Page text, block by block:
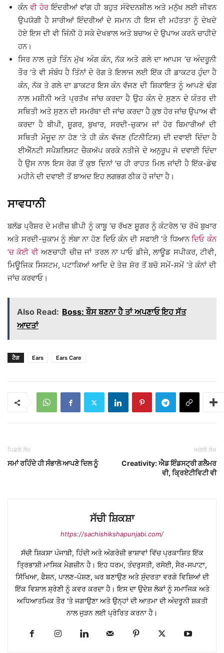
ਕੰਨਵੀ ਹੋਰਇੰਦਰੀਆਂ ਵਾਂਗ ਹੀ ਬਹੁਤ ਸੰਵੇਦਨਸ਼ੀਲ ਅਤੇ ਮਨੁੱਖ ਲਈ ਜੀਵਨ
ਉਪਯੋਗੀ ਹੈ ਸਾਰੀਆਂ ਇੰਦਰੀਆਂ ਦੇ ਸਮਾਨ ਹੀ ਇਸ ਦੀ ਮਹੱਤਤਾ ਨੂੰ ਦੇਖਦੇ
ਹੋਏ ਇਸ ਦੀ ਵੀ ਜਿੰਨੀ ਹੋ ਸਕੇ ਦੇਖਭਾਲ ਅਤੇ ਬਚਾਅ ਦੇ ਉਪਾਅ ਕਰਨੇ ਚਾਹੀਦੇ
ਹਨ।
ਸਿਰ ਨਾਲ ਜੁੜੇ ਤਿੰਨ ਮੁੱਖ ਅੰਗ ਕੰਨ, ਨੱਕ ਅਤੇ ਗਲੇ ਦਾ ਆਪਸ ’ਚ ਅੰਦਰੂਨੀ
ਤੌਰ ’ਤੇ ਵੀ ਸੰਬੰਧ ਹੈ ਤਿੰਨਾਂ ਦੇ ਰੋਗ ਤੇ ਇਲਾਜ ਲਈ ਇੱਕ ਹੀ ਡਾਕਟਰ ਹੁੰਦਾ ਹੈ
ਕੰਨ, ਨੱਕ ਤੇ ਗਲੇ ਦਾ ਡਾਕਟਰ ਇਸ ਕੰਨ ਵੱਜਣ ਦੀ ਸ਼ਿਕਾਇਤ ਨੂੰ ਆਪਣੇ ਢੰਗ
ਨਾਲ ਮਸ਼ੀਨੀ ਅਤੇ ਪ੍ਰਤੱਖ ਜਾਂਚ ਕਰਦਾ ਹੈ ਉਹ ਕੰਨ ਦੇ ਸੁਣਨ ਦੇ ਯੰਤਰ ਦੀ
ਸਥਿਤੀ ਅਤੇ ਸੁਣਨ ਦੀ ਸਮਰੱਥਾ ਦੀ ਜਾਂਚ ਕਰਦਾ ਹੈ ਕੁਝ ਹੋਰ ਜਾਂਚ ਉਪਾਅ ਵੀ
ਕਰਦਾ ਹੈ ਬੀਪੀ, ਸ਼ੂਗਰ, ਬੁਖਾਰ, ਸਰਦੀ-ਜ਼ੁਕਾਮ ਜਾਂ ਹੋਰ ਬਿਮਾਰੀਆਂ ਦੀ
ਸਥਿਤੀ ਮੌਜੂਦ ਨਾ ਹੋਣ ’ਤੇ ਹੀ ਕੰਨ ਵੱਜਣ (ਟਿਨੀਟਿਸ) ਦੀ ਦਵਾਈ ਦਿੰਦਾ ਹੈ
ਈਐੱਨਟੀ ਸਪੈਸ਼ਲਿਸਟ ਚੈਕਅੱਪ ਕਰਕੇ ਨਤੀਜੇ ਦੇ ਅਨੁਰੂਪ ਜੋ ਦਵਾਈ ਦਿੰਦਾ
ਹੈ ਉਸ ਨਾਲ ਇਸ ਰੋਗ ਤੋਂ ਕੁਝ ਦਿਨਾਂ ’ਚ ਹੀ ਰਾਹਤ ਮਿਲ ਜਾਂਦੀ ਹੈ ਇੱਕ-ਡੇਢ
ਮਹੀਨੇ ਦੀ ਦਵਾਈ ਤੋਂ ਬਾਅਦ ਇਹ ਲਗਭਗ ਠੀਕ ਹੋ ਜਾਂਦਾ ਹੈ।
ਸਾਵਧਾਨੀ
ਬਲੱਡ ਪ੍ਰੈਸ਼ਰ ਦੇ ਮਰੀਜ਼ ਬੀਪੀ ਨੂੰ ਕਾਬੂ ’ਚ ਰੱਖਣ ਸ਼ੂਗਰ ਨੂੰ ਕੰਟਰੋਲ ’ਚ ਰੱਖੋ ਬੁਖਾਰ
ਅਤੇ ਸਰਦੀ-ਜ਼ੁਕਾਮ ਨੂੰ ਲੰਬਾ ਨਾ ਹੋਣ ਦਿਓ ਕੰਨ ਦੀ ਸਫਾਈ ’ਤੇ ਧਿਆਨਦਿਓ ਕੰਨ
’ਚ ਕੋਈ ਵੀਅਣਚਾਹੀ ਚੀਜ਼ ਜਾਂ ਤਰਲ ਨਾ ਪਾਓ ਡੀਜੇ, ਲਾਊਡ ਸਪੀਕਰ, ਟੀਵੀ,
ਮਿਊਜਿਕ ਸਿਸਟਮ, ਪਟਾਕਿਆਂ ਆਦਿ ਦੇ ਤੇਜ਼ ਸ਼ੋਰ ਤੋਂ ਬਚੋ ਸਮੇਂ-ਸਮੇਂ ’ਤੇ ਕੰਨਾਂ ਦੀ
ਜਾਂਚ ਕਰਵਾਓ।
Also Read: Boss: ਬੌਸ ਬਣਨਾ ਹੈ ਤਾਂ ਅਪਣਾਓ ਇਹ ਸੱਤ
ਆਦਤਾਂ
ਟੈਗ Ears Ears Care
ਪਿਛਲੇ ਲੇਖ
ਸਮਾਂ ਰਹਿੰਦੇ ਹੀ ਸੰਭਾਲੋ ਆਪਣੇ ਦਿਲ ਨੂੰ
ਅਗਲੇ ਲੇਖ
Creativity: ਐਡ ਇੰਡਸਟ੍ਰੀ ਗਲੈਮਰ
ਵੀ, ਕ੍ਰਿਏਟੀਵਿਟੀ ਵੀ
ਸੱਚੀ ਸ਼ਿਕਸ਼ਾ
https://sachishikshapunjabi.com/
ਸੱਚੀ ਸ਼ਿਕਸ਼ਾ ਪੰਜਾਬੀ, ਹਿੰਦੀ ਅਤੇ ਅੰਗਰੇਜ਼ੀ ਭਾਸ਼ਾਵਾਂ ਵਿੱਚ ਪ੍ਰਕਾਸ਼ਿਤ ਇੱਕ
ਤ੍ਰਿਭਾਸ਼ੀ ਮਾਸਿਕ ਮੈਗਜ਼ੀਨ ਹੈ। ਇਹ ਧਰਮ, ਤੰਦਰੁਸਤੀ, ਰਸੋਈ, ਸੈਰ-ਸਪਾਟਾ,
ਸਿੱਖਿਆ, ਫੈਸ਼ਨ, ਪਾਲਣ-ਪੋਸ਼ਣ, ਘਰ ਬਣਾਉਣ ਅਤੇ ਸੁੰਦਰਤਾ ਵਰਗੇ ਵਿਸ਼ਿਆਂ ਦੀ
ਇੱਕ ਵਿਸ਼ਾਲ ਸ਼੍ਰੇਣੀ ਨੂੰ ਕਵਰ ਕਰਦਾ ਹੈ। ਇਸ ਦਾ ਉਦੇਸ਼ ਲੋਕਾਂ ਨੂੰ ਸਮਾਜਿਕ ਅਤੇ
ਅਧਿਆਤਮਿਕ ਤੌਰ 'ਤੇ ਜਗਾਉਣਾ ਅਤੇ ਉਨ੍ਹਾਂ ਦੀ ਆਤਮਾ ਦੀ ਅੰਦਰੂਨੀ ਸ਼ਕਤੀ
ਨਾਲ ਜੁੜਨ ਲਈ ਪ੍ਰੇਰਿਤ ਕਰਨਾ ਹੈ।